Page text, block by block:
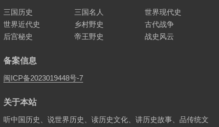
三国历史 三国名人
世界现代史
世界近代史
乡村野史
古代战争
后宫秘史
帝王野史 战史风云
备案信息
闽ICP备2023019448号-7
关于本站
听中国历史、说世界历史、读历史文化、讲历史故事、品传统文